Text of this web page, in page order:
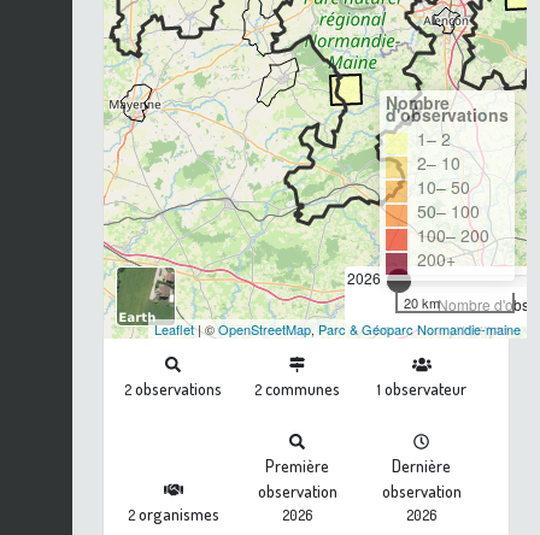
2026
Nombre
Nombre
d'observations
1– 2
2– 10
10– 50
50– 100
100– 200
200+
20 km
Leaflet| ©OpenStreetMap, Parc & Géoparc Normandie-maine
2observations 2communes 1 observateur
2organismes
Première
observation
2026
Dernière
observation
2026